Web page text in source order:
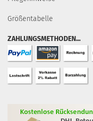
Größentabelle
ZAHLUNGSMETHODEN...